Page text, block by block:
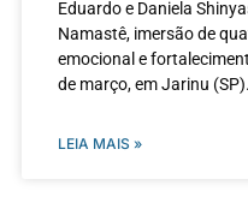
Eduardo e Daniela
Namastê, imersão de
emocional e
de março, em Jarinu (SP).
LEIA MAIS »